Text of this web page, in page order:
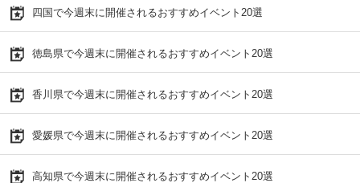
四国で今週末に開催されるおすすめイベント20選
徳島県で今週末に開催されるおすすめイベント20選
香川県で今週末に開催されるおすすめイベント20選
愛媛県で今週末に開催されるおすすめイベント20選
高知県で今週末に開催されるおすすめイベント20選